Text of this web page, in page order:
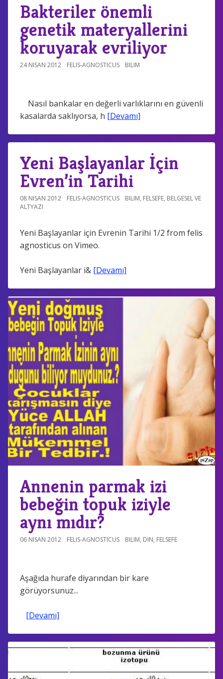
Bakteriler önemli
genetik materyallerini
koruyarak evriliyor
24 NISAN 2012 FELIS-AGNOSTICUS BILIM
Nasıl bankalar en değerli varlıklarını en güvenli
kasalarda saklıyorsa, h [Devamı]
Yeni Başlayanlar İçin
Evren’in Tarihi
08 NISAN 2012 FELIS-AGNOSTICUS BILIM, FELSEFE, BELGESEL VE
ALTYAZI
Yeni Başlayanlar için Evrenin Tarihi 1/2 from felis
agnosticus on Vimeo.
Yeni Başlayanlar i& [Devamı]
Annenin parmak izi
bebeğin topuk iziyle
aynı mıdır?
06 NISAN 2012 FELIS-AGNOSTICUS BILIM, DIN, FELSEFE
Aşağıda hurafe diyarından bir kare
görüyorsunuz...
[Devamı]